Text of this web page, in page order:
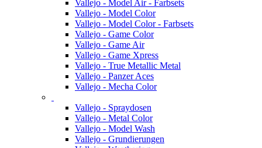
Vallejo - Model Air - Farbsets
Vallejo - Model Color
Vallejo - Model Color - Farbsets
Vallejo - Game Color
Vallejo - Game Air
Vallejo - Game Xpress
Vallejo - True Metallic Metal
Vallejo - Panzer Aces
Vallejo - Mecha Color
Vallejo - Spraydosen
Vallejo - Metal Color
Vallejo - Model Wash
Vallejo - Grundierungen